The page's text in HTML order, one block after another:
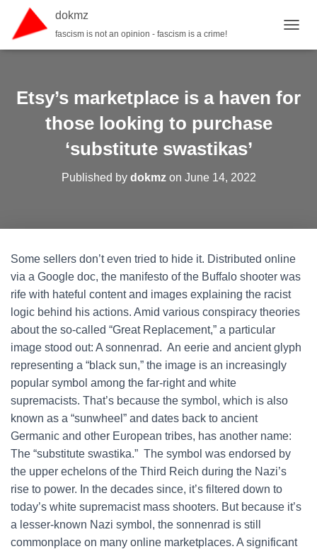
dokmz
fascism is not an opinion - fascism is a crime!
Etsy’s marketplace is a haven for
those looking to purchase
‘substitute swastikas’
Published by dokmzon June 14, 2022
Some sellers don’t even tried to hide it. Distributed online
via a Google doc, the manifesto of the Buffalo shooter was
rife with hateful content and images explaining the racist
logic behind his actions. Amid various conspiracy theories
about the so-called “Great Replacement,” a particular
image stood out: A sonnenrad. An eerie and ancient glyph
representing a “black sun,” the image is an increasingly
popular symbol among the far-right and white
supremacists. That’s because the symbol, which is also
known as a “sunwheel” and dates back to ancient
Germanic and other European tribes, has another name:
The “substitute swastika.” The symbol was endorsed by
the upper echelons of the Third Reich during the Nazi’s
rise to power. In the decades since, it’s filtered down to
today’s white supremacist mass shooters. But because it’s
a lesser-known Nazi symbol, the sonnenrad is still
commonplace on many online marketplaces. A significant